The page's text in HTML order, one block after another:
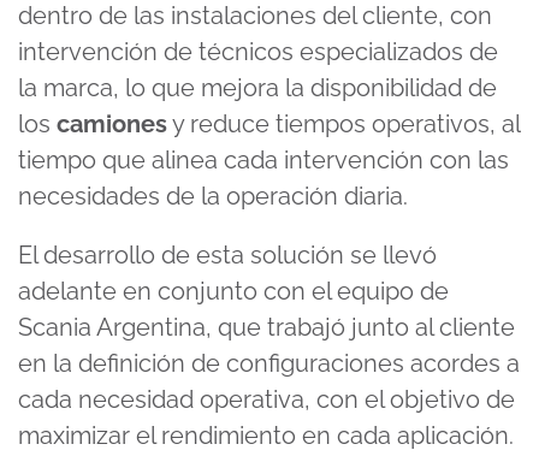
dentro de las instalaciones del cliente, con
intervención de técnicos especializados de
la marca, lo que mejora la disponibilidad de
los camionesy reduce tiempos operativos, al
tiempo que alinea cada intervención con las
necesidades de la operación diaria.
El desarrollo de esta solución se llevó
adelante en conjunto con el equipo de
Scania Argentina, que trabajó junto al cliente
en la definición de configuraciones acordes a
cada necesidad operativa, con el objetivo de
maximizar el rendimiento en cada aplicación.